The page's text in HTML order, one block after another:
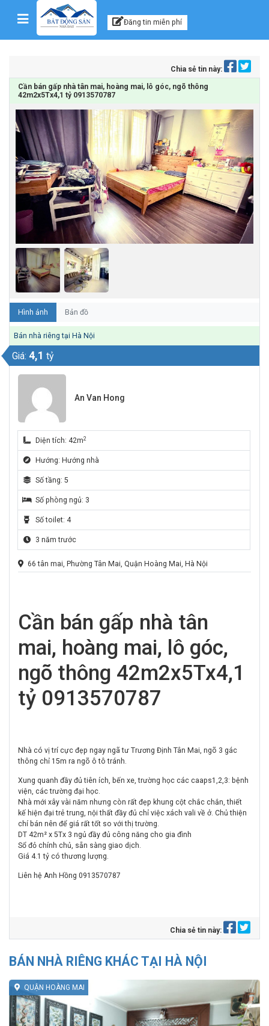
Skip to content Kênh thông tin, tư vấn
Đăng tin miễn phí
Chia sẻ tin này:
Cần bán gấp nhà tân mai, hoàng mai, lô góc, ngõ thông
42m2x5Tx4,1 tỷ 0913570787
Hình ảnh Bản đồ
Bán nhà riêng tại Hà Nội
Giá:4,1 tỷ
An Van Hong
Diện tích: 42m2
Hướng: Hướng nhà
Số tầng: 5
Số phòng ngủ: 3
Số toilet: 4
3 năm trước
66 tân mai, Phường Tân Mai, Quận Hoàng Mai, Hà Nội
Cần bán gấp nhà tân
mai, hoàng mai, lô góc,
ngõ thông 42m2x5Tx4,1
tỷ 0913570787
Nhà có vị trí cực đẹp ngay ngã tư Trương Định Tân Mai, ngõ 3 gác
thông chỉ 15m ra ngõ ô tô tránh.
Xung quanh đầy đủ tiên ích, bến xe, trường học các caaps1,2,3: bệnh
viện, các trường đại học.
Nhà mới xây vài năm nhưng còn rất đẹp khung cột chắc chắn, thiết
kế hiện đại trẻ trung, nội thất đầy đủ chỉ việc xách vali về ở. Chủ thiện
chí bán nên để giá rất tốt so với thị trường.
DT 42m² x 5Tx 3 ngủ đầy đủ công năng cho gia đình
Sổ đỏ chính chủ, sẵn sàng giao dịch.
Giá 4.1 tỷ có thương lượng.
Liên hệ Anh Hồng 0913570787
Chia sẻ tin này:
BÁN NHÀ RIÊNG KHÁC TẠI HÀ NỘI
QUẬN HOÀNG MAI